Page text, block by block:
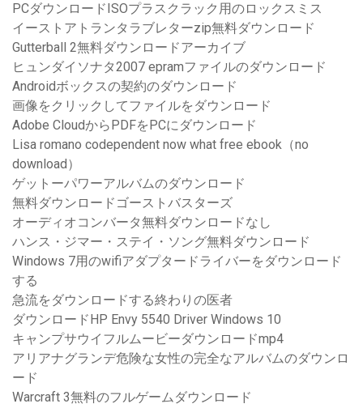
PCダウンロードISOプラスクラック用のロックスミス
イーストアトランタラブレターzip無料ダウンロード
Gutterball 2無料ダウンロードアーカイブ
ヒュンダイソナタ2007 epramファイルのダウンロード
Androidボックスの契約のダウンロード
画像をクリックしてファイルをダウンロード
Adobe CloudからPDFをPCにダウンロード
Lisa romano codependent now what free ebook（no
download）
ゲットーパワーアルバムのダウンロード
無料ダウンロードゴーストバスターズ
オーディオコンバータ無料ダウンロードなし
ハンス・ジマー・ステイ・ソング無料ダウンロード
Windows 7用のwifiアダプタードライバーをダウンロード
する
急流をダウンロードする終わりの医者
ダウンロードHP Envy 5540 Driver Windows 10
キャンプサウイフルムービーダウンロードmp4
アリアナグランデ危険な女性の完全なアルバムのダウンロ
ード
Warcraft 3無料のフルゲームダウンロード